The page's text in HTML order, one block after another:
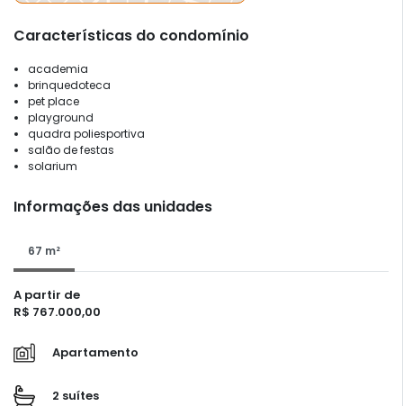
Características do condomínio
academia
brinquedoteca
pet place
playground
quadra poliesportiva
salão de festas
solarium
Informações das unidades
67 m²
A partir de
R$ 767.000,00
Apartamento
2 suítes